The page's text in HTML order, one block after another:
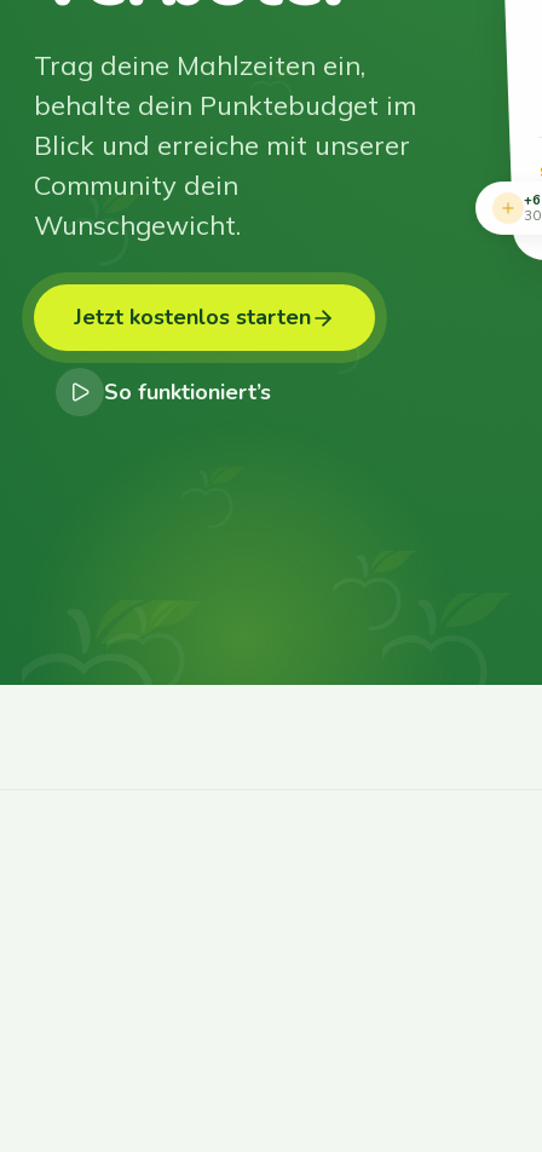
Trag deine Mahlzeiten ein,
behalte dein Punktebudget im
Blick und erreiche mit unserer
Community dein
Wunschgewicht.
Jetzt kostenlos starten
So funktioniert’s